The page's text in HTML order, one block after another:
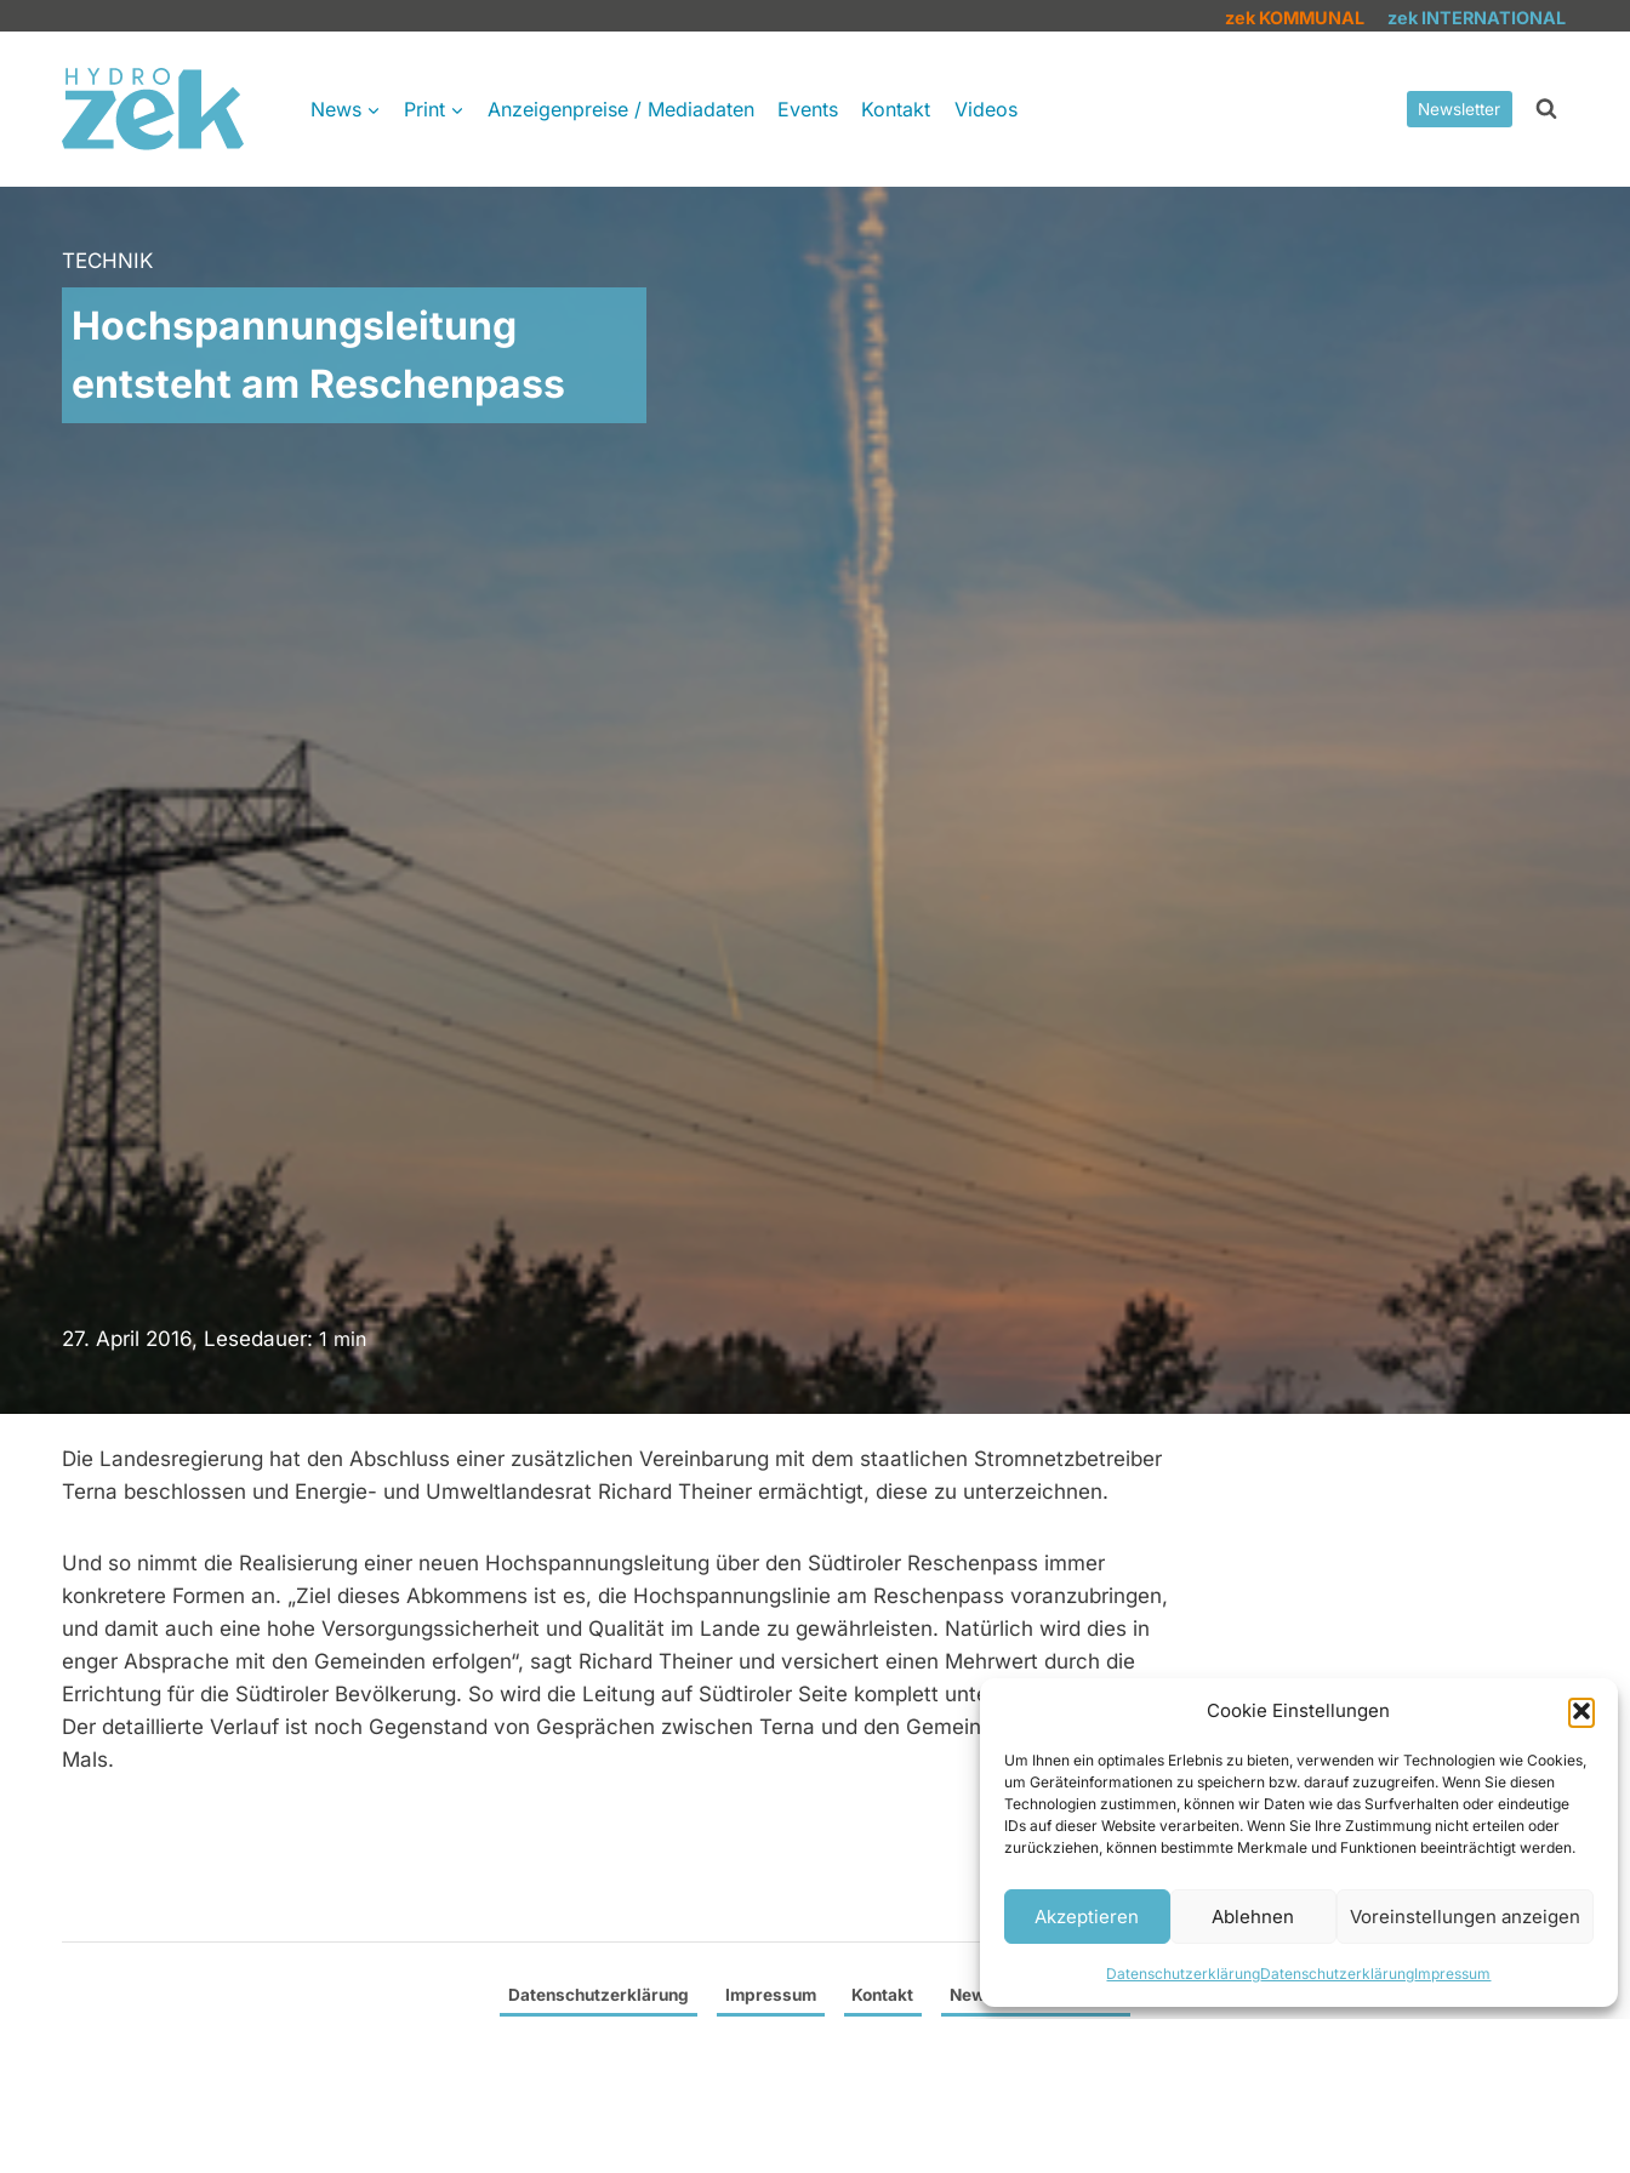
Cookie Einstellungen
Um Ihnen ein optimales Erlebnis zu bieten, verwenden wir Technologien wie Cookies,
um Geräteinformationen zu speichern bzw. darauf zuzugreifen. Wenn Sie diesen
Technologien zustimmen, können wir Daten wie das Surfverhalten oder eindeutige
IDs auf dieser Website verarbeiten. Wenn Sie Ihre Zustimmung nicht erteilen oder
zurückziehen, können bestimmte Merkmale und Funktionen beeinträchtigt werden.
Akzeptieren Ablehnen Voreinstellungen anzeigen
DatenschutzerklärungDatenschutzerklärungImpressum
springen
zek KOMMUNAL zek INTERNATIONAL
News Print Anzeigenpreise / Mediadaten Events Kontakt Videos Newsletter
TECHNIK
Hochspannungsleitung
entsteht am Reschenpass
27. April 2016, Lesedauer:1 min
Die Landesregierung hat den Abschluss einer zusätzlichen Vereinbarung mit dem staatlichen Stromnetzbetreiber
Terna beschlossen und Energie- und Umweltlandesrat Richard Theiner ermächtigt, diese zu unterzeichnen.
Und so nimmt die Realisierung einer neuen Hochspannungsleitung über den Südtiroler Reschenpass immer
konkretere Formen an. „Ziel dieses Abkommens ist es, die Hochspannungslinie am Reschenpass voranzubringen,
und damit auch eine hohe Versorgungssicherheit und Qualität im Lande zu gewährleisten. Natürlich wird dies in
enger Absprache mit den Gemeinden erfolgen“, sagt Richard Theiner und versichert einen Mehrwert durch die
Errichtung für die Südtiroler Bevölkerung. So wird die Leitung auf Südtiroler Seite komplett unterirdisch verlegt.
Der detaillierte Verlauf ist noch Gegenstand von Gesprächen zwischen Terna und den Gemeinden Graun und
Mals.
Datenschutzerklärung Impressum Kontakt Newsletter anmelden